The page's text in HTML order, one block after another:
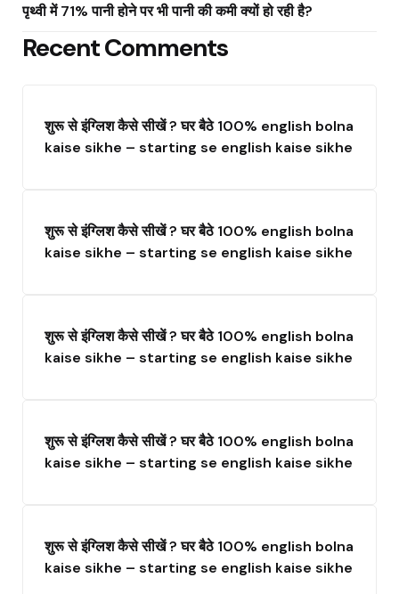
पृथ्वी में 71% पानी होने पर भी पानी की कमी क्यों हो रही है?
Recent Comments
शुरू से इंग्लिश कैसे सीखें ? घर बैठे 100% english bolna
kaise sikhe – starting se english kaise sikhe
शुरू से इंग्लिश कैसे सीखें ? घर बैठे 100% english bolna
kaise sikhe – starting se english kaise sikhe
शुरू से इंग्लिश कैसे सीखें ? घर बैठे 100% english bolna
kaise sikhe – starting se english kaise sikhe
शुरू से इंग्लिश कैसे सीखें ? घर बैठे 100% english bolna
kaise sikhe – starting se english kaise sikhe
शुरू से इंग्लिश कैसे सीखें ? घर बैठे 100% english bolna
kaise sikhe – starting se english kaise sikhe